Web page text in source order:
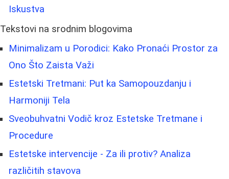
Iskustva
Tekstovi na srodnim blogovima
Minimalizam u Porodici: Kako Pronaći Prostor za
Ono Što Zaista Važi
Estetski Tretmani: Put ka Samopouzdanju i
Harmoniji Tela
Sveobuhvatni Vodič kroz Estetske Tretmane i
Procedure
Estetske intervencije - Za ili protiv? Analiza
različitih stavova